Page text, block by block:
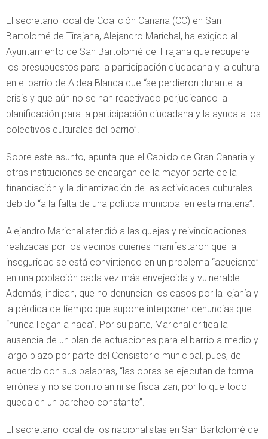
El secretario local de Coalición Canaria (CC) en San
Bartolomé de Tirajana, Alejandro Marichal, ha exigido al
Ayuntamiento de San Bartolomé de Tirajana que recupere
los presupuestos para la participación ciudadana y la cultura
en el barrio de Aldea Blanca que “se perdieron durante la
crisis y que aún no se han reactivado perjudicando la
planificación para la participación ciudadana y la ayuda a los
colectivos culturales del barrio”.
Sobre este asunto, apunta que el Cabildo de Gran Canaria y
otras instituciones se encargan de la mayor parte de la
financiación y la dinamización de las actividades culturales
debido “a la falta de una política municipal en esta materia”.
Alejandro Marichal atendió a las quejas y reivindicaciones
realizadas por los vecinos quienes manifestaron que la
inseguridad se está convirtiendo en un problema “acuciante”
en una población cada vez más envejecida y vulnerable.
Además, indican, que no denuncian los casos por la lejanía y
la pérdida de tiempo que supone interponer denuncias que
“nunca llegan a nada”. Por su parte, Marichal critica la
ausencia de un plan de actuaciones para el barrio a medio y
largo plazo por parte del Consistorio municipal, pues, de
acuerdo con sus palabras, “las obras se ejecutan de forma
errónea y no se controlan ni se fiscalizan, por lo que todo
queda en un parcheo constante”.
El secretario local de los nacionalistas en San Bartolomé de